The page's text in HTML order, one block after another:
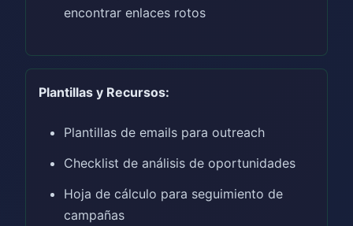
encontrar enlaces rotos
Plantillas y Recursos:
Plantillas de emails para outreach
Checklist de análisis de oportunidades
Hoja de cálculo para seguimiento de
campañas